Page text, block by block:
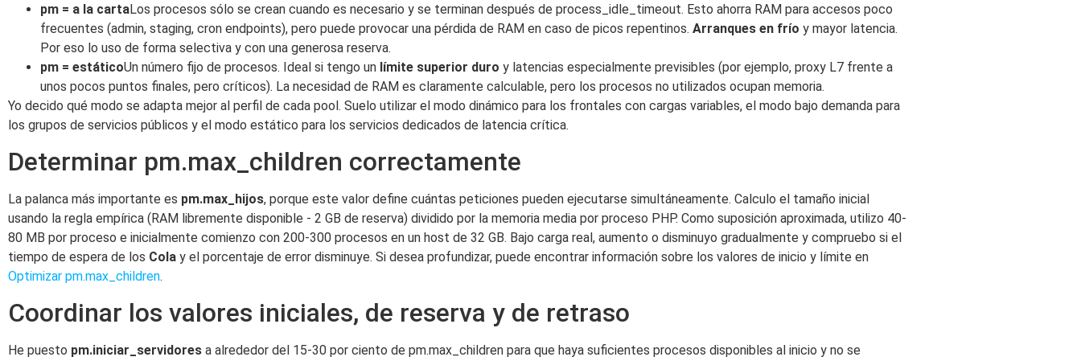
pm = a la cartaLos procesos sólo se crean cuando es necesario y se terminan después de process_idle_timeout. Esto ahorra RAM para accesos poco
frecuentes (admin, staging, cron endpoints), pero puede provocar una pérdida de RAM en caso de picos repentinos. Arranques en frío y mayor latencia.
Por eso lo uso de forma selectiva y con una generosa reserva.
pm = estáticoUn número fijo de procesos. Ideal si tengo un límite superior duro y latencias especialmente previsibles (por ejemplo, proxy L7 frente a
unos pocos puntos finales, pero críticos). La necesidad de RAM es claramente calculable, pero los procesos no utilizados ocupan memoria.
Yo decido qué modo se adapta mejor al perfil de cada pool. Suelo utilizar el modo dinámico para los frontales con cargas variables, el modo bajo demanda para
los grupos de servicios públicos y el modo estático para los servicios dedicados de latencia crítica.
Determinar pm.max_children correctamente
La palanca más importante es pm.max_hijos, porque este valor define cuántas peticiones pueden ejecutarse simultáneamente. Calculo el tamaño inicial
usando la regla empírica (RAM libremente disponible - 2 GB de reserva) dividido por la memoria media por proceso PHP. Como suposición aproximada, utilizo 40-
80 MB por proceso e inicialmente comienzo con 200-300 procesos en un host de 32 GB. Bajo carga real, aumento o disminuyo gradualmente y compruebo si el
tiempo de espera de los Cola y el porcentaje de error disminuye. Si desea profundizar, puede encontrar información sobre los valores de inicio y límite en
Optimizar pm.max_children.
Coordinar los valores iniciales, de reserva y de retraso
He puesto pm.iniciar_servidores a alrededor del 15-30 por ciento de pm.max_children para que haya suficientes procesos disponibles al inicio y no se